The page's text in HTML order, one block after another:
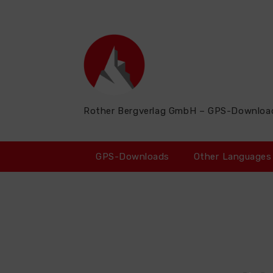
Rother Bergverlag GmbH – GPS-
GPS-Downloads Other Languages